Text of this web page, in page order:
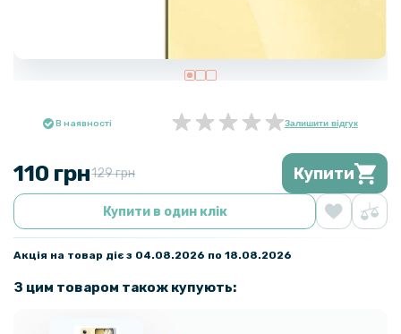
В наявності Залишити відгук
110 грн129 грн Купити
Купити в один клік
Акція на товар діє з 04.08.2026 по 18.08.2026
З цим товаром також купують: